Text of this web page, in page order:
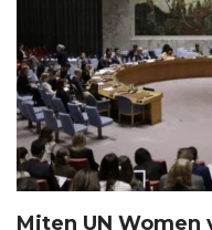
Miten UN Women